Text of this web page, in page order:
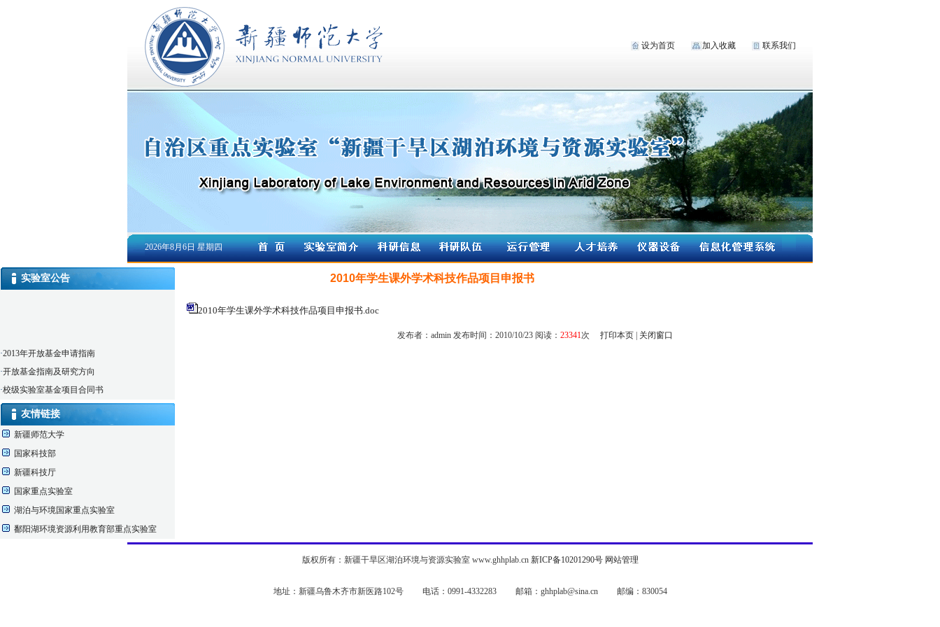
设为首页 加入收藏 联系我们
2026年8月6日 星期四
实验室公告
·2013年开放基金申请指南
·开放基金指南及研究方向
·校级实验室基金项目合同书
·校级实验室开放课题结果公布
·仪器实验室借用申请表
友情链接
新疆师范大学
国家科技部
新疆科技厅
国家重点实验室
湖泊与环境国家重点实验室
鄱阳湖环境资源利用教育部重点实验室
2010年学生课外学术科技作品项目申报书
2010年学生课外学术科技作品项目申报书.doc
发布者：admin 发布时间：2010/10/23 阅读： 23341次 打印本页| 关闭窗口
版权所有：新疆干旱区湖泊环境与资源实验室 www.ghhplab.cn 新ICP备10201290号 网站管理
地址：新疆乌鲁木齐市新医路102号 电话：0991-4332283 邮箱：ghhplab@sina.cn 邮编：830054